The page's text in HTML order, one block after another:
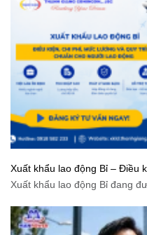
Xuất khẩu lao động Bỉ – Điều
trình chuẩn cho người lao động
Xuất khẩu lao động Bỉ đang